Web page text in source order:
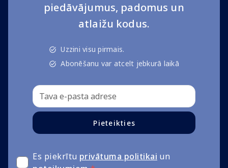
piedāvājumus, padomus un
atlaižu kodus.
Uzzini visu pirmais.
Abonēšanu var atcelt jebkurā laikā
Pieteikties
Es piekrītu privātuma politikai un